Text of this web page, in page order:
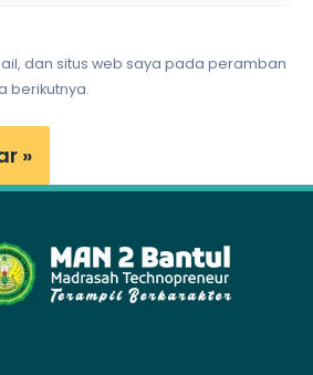
dan situs web saya pada peramban
berikutnya.